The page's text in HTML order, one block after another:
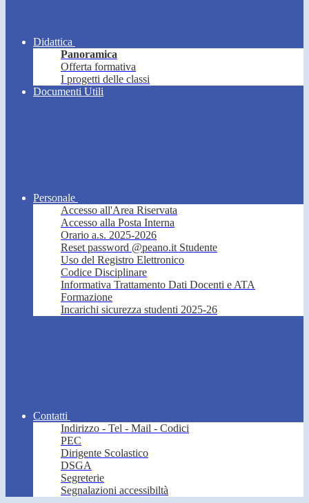
Didattica
Panoramica
Offerta formativa
I progetti delle classi
Documenti Utili
Personale
Accesso all'Area Riservata
Accesso alla Posta Interna
Orario a.s. 2025-2026
Reset password @peano.it Studente
Uso del Registro Elettronico
Codice Disciplinare
Informativa Trattamento Dati Docenti e ATA
Formazione
Incarichi sicurezza studenti 2025-26
Contatti
Indirizzo - Tel - Mail - Codici
PEC
Dirigente Scolastico
DSGA
Segreterie
Segnalazioni accessibiltà